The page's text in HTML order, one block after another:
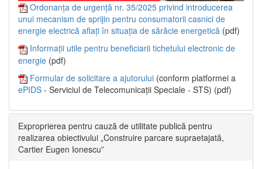
Ordonanța de urgență nr. 35/2025 privind introducerea
unui mecanism de sprijin pentru consumatorii casnici de
energie electrică aflați în situația de sărăcie energetică (pdf)
Informații utile pentru beneficiarii tichetului electronic de
energie (pdf)
Formular de solicitare a ajutorului (conform platformei a
ePIDS - Serviciul de Telecomunicații Speciale - STS) (pdf)
Exproprierea pentru cauză de utilitate publică pentru
realizarea obiectivului „Construire parcare supraetajată,
Cartier Eugen Ionescu”